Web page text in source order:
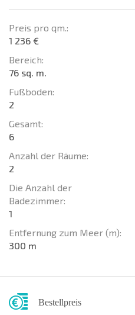
Preis pro qm.:
1 236 €
Bereich:
76 sq. m.
Fußboden:
2
Gesamt:
6
Anzahl der Räume:
2
Die Anzahl der
Badezimmer:
1
Entfernung zum Meer (m):
300 m
Bestellpreis